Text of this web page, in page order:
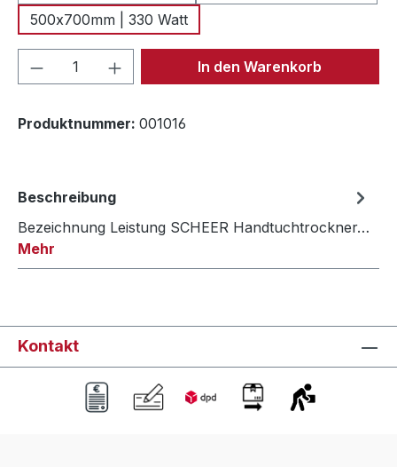
500x700mm | 330 Watt
Produkt Anzahl: Gib denIn den Warenkorb
Produktnummer: 001016
Beschreibung
Bezeichnung Leistung SCHEER Handtuchtrockner…
Mehr
Kontakt